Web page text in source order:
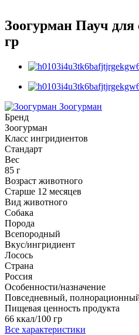
Зоогурман Пауч для
гр
Зоогурман
Бренд
Зоогурман
Класс ингридиентов
Стандарт
Вес
85 г
Возраст животного
Старше 12 месяцев
Вид животного
Собака
Порода
Всепородный
Вкус/ингридиент
Лосось
Страна
Россия
Особенности/назначение
Повседневный,
Пищевая ценность продукта
66 ккал/100 гр
Все характеристики